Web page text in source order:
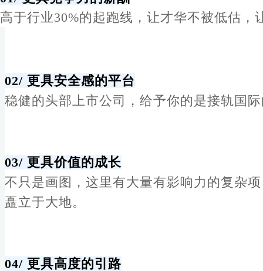
高于行业30%的起跑线，让才华不被低估，
02/ 更具安全感的平台
稳健的头部上市公司，给予你的是接轨国
03/ 更具价值的成长
不只是画图，这里有大量有影响力的复杂
矗立于大地。
04/ 更具高度的引路